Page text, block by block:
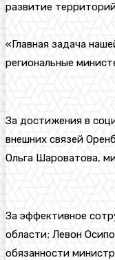
развитие
«Главная задача
региональные
За достижения в
внешних связей
Ольга Шароватова,
За эффективное
области; Левон
обязанности